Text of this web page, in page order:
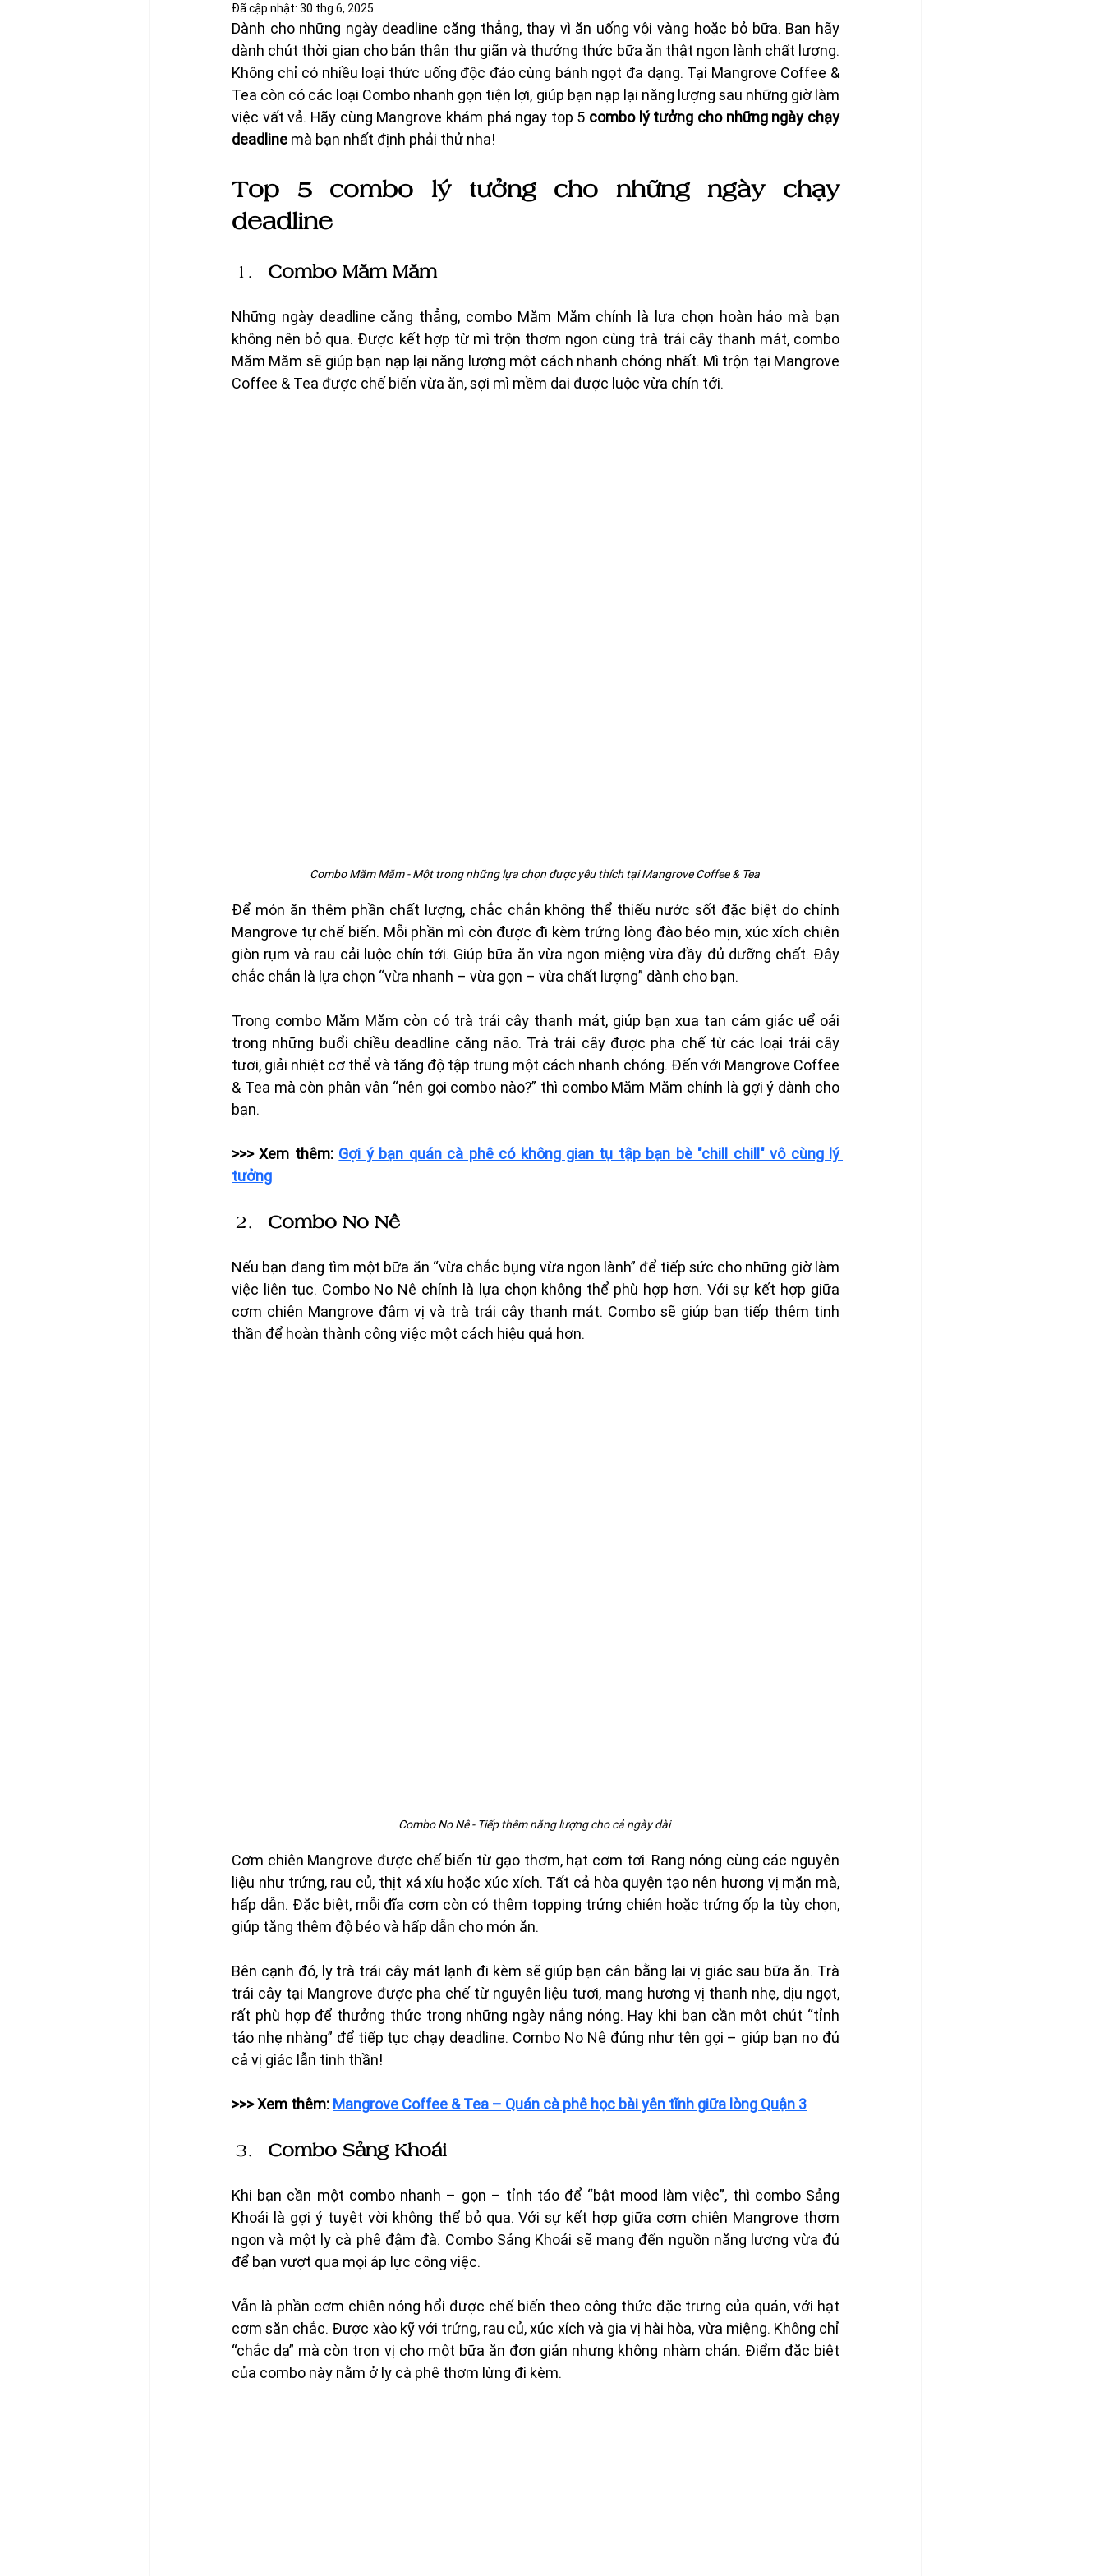
Đã cập nhật: 30 thg 6, 2025
Dành cho những ngày deadline căng thẳng, thay vì ăn uống vội vàng hoặc bỏ bữa. Bạn hãy
dành chút thời gian cho bản thân thư giãn và thưởng thức bữa ăn thật ngon lành chất lượng.
Không chỉ có nhiều loại thức uống độc đáo cùng bánh ngọt đa dạng. Tại Mangrove Coffee &
Tea còn có các loại Combo nhanh gọn tiện lợi, giúp bạn nạp lại năng lượng sau những giờ làm
việc vất vả. Hãy cùng Mangrove khám phá ngay top 5 combo lý tưởng cho những ngày chạy
deadline mà bạn nhất định phải thử nha!
Top 5 combo lý tưởng cho những ngày chạy
deadline
Combo Măm Măm
Những ngày deadline căng thẳng, combo Măm Măm chính là lựa chọn hoàn hảo mà bạn
không nên bỏ qua. Được kết hợp từ mì trộn thơm ngon cùng trà trái cây thanh mát, combo
Măm Măm sẽ giúp bạn nạp lại năng lượng một cách nhanh chóng nhất. Mì trộn tại Mangrove
Coffee & Tea được chế biến vừa ăn, sợi mì mềm dai được luộc vừa chín tới.
Combo Măm Măm - Một trong những lựa chọn được yêu thích tại Mangrove Coffee & Tea
Để món ăn thêm phần chất lượng, chắc chắn không thể thiếu nước sốt đặc biệt do chính
Mangrove tự chế biến. Mỗi phần mì còn được đi kèm trứng lòng đào béo mịn, xúc xích chiên
giòn rụm và rau cải luộc chín tới. Giúp bữa ăn vừa ngon miệng vừa đầy đủ dưỡng chất. Đây
chắc chắn là lựa chọn “vừa nhanh – vừa gọn – vừa chất lượng” dành cho bạn.
Trong combo Măm Măm còn có trà trái cây thanh mát, giúp bạn xua tan cảm giác uể oải
trong những buổi chiều deadline căng não. Trà trái cây được pha chế từ các loại trái cây
tươi, giải nhiệt cơ thể và tăng độ tập trung một cách nhanh chóng. Đến với Mangrove Coffee
& Tea mà còn phân vân “nên gọi combo nào?” thì combo Măm Măm chính là gợi ý dành cho
bạn.
>>> Xem thêm: Gợi ý bạn quán cà phê có không gian tụ tập bạn bè "chill chill" vô cùng lý
tưởng
Combo No Nê
Nếu bạn đang tìm một bữa ăn “vừa chắc bụng vừa ngon lành” để tiếp sức cho những giờ làm
việc liên tục. Combo No Nê chính là lựa chọn không thể phù hợp hơn. Với sự kết hợp giữa
cơm chiên Mangrove đậm vị và trà trái cây thanh mát. Combo sẽ giúp bạn tiếp thêm tinh
thần để hoàn thành công việc một cách hiệu quả hơn.
Combo No Nê - Tiếp thêm năng lượng cho cả ngày dài
Cơm chiên Mangrove được chế biến từ gạo thơm, hạt cơm tơi. Rang nóng cùng các nguyên
liệu như trứng, rau củ, thịt xá xíu hoặc xúc xích. Tất cả hòa quyện tạo nên hương vị mặn mà,
hấp dẫn. Đặc biệt, mỗi đĩa cơm còn có thêm topping trứng chiên hoặc trứng ốp la tùy chọn,
giúp tăng thêm độ béo và hấp dẫn cho món ăn.
Bên cạnh đó, ly trà trái cây mát lạnh đi kèm sẽ giúp bạn cân bằng lại vị giác sau bữa ăn. Trà
trái cây tại Mangrove được pha chế từ nguyên liệu tươi, mang hương vị thanh nhẹ, dịu ngọt,
rất phù hợp để thưởng thức trong những ngày nắng nóng. Hay khi bạn cần một chút “tỉnh
táo nhẹ nhàng” để tiếp tục chạy deadline. Combo No Nê đúng như tên gọi – giúp bạn no đủ
cả vị giác lẫn tinh thần!
>>> Xem thêm: Mangrove Coffee & Tea – Quán cà phê học bài yên tĩnh giữa lòng Quận 3
Combo Sảng Khoái
Khi bạn cần một combo nhanh – gọn – tỉnh táo để “bật mood làm việc”, thì combo Sảng
Khoái là gợi ý tuyệt vời không thể bỏ qua. Với sự kết hợp giữa cơm chiên Mangrove thơm
ngon và một ly cà phê đậm đà. Combo Sảng Khoái sẽ mang đến nguồn năng lượng vừa đủ
để bạn vượt qua mọi áp lực công việc.
Vẫn là phần cơm chiên nóng hổi được chế biến theo công thức đặc trưng của quán, với hạt
cơm săn chắc. Được xào kỹ với trứng, rau củ, xúc xích và gia vị hài hòa, vừa miệng. Không chỉ
“chắc dạ” mà còn trọn vị cho một bữa ăn đơn giản nhưng không nhàm chán. Điểm đặc biệt
của combo này nằm ở ly cà phê thơm lừng đi kèm.